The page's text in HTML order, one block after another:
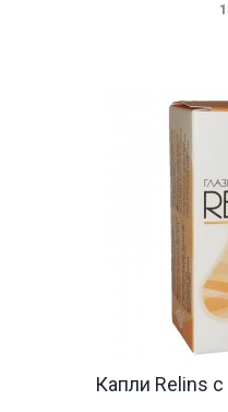
Капли Relins